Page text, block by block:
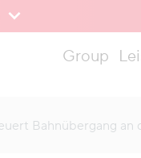
Group
Bahnübergang an